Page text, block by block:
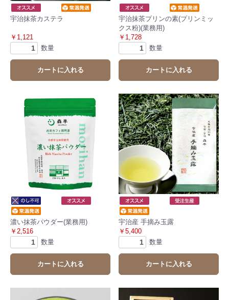
宇治抹茶カステラ
￥1,121
数量
カートに入れる
宇治抹茶プリンの素(プリンミッ
クス粉)(業務用)
￥1,728
数量
カートに入れる
濃い抹茶パウダー(業務用)
￥2,516
数量
カートに入れる
宇治産 手摘み玉露
￥5,400
数量
カートに入れる